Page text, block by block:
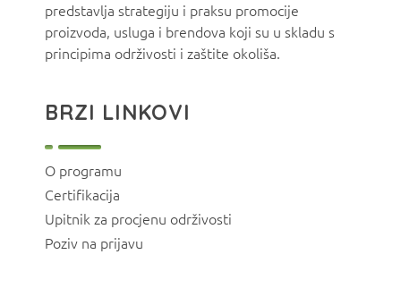
predstavlja strategiju i praksu promocije
proizvoda, usluga i brendova koji su u skladu s
principima održivosti i zaštite okoliša.
BRZI LINKOVI
O programu
Certifikacija
Upitnik za procjenu održivosti
Poziv na prijavu